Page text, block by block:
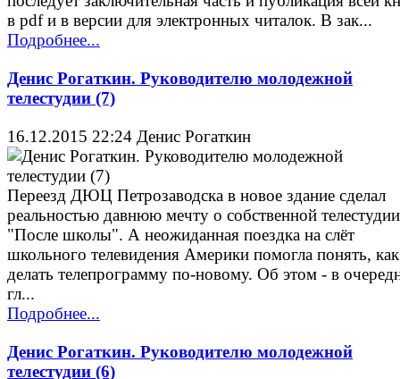
в pdf и в версии для электронных читалок. В зак...
Подробнее...
Денис Рогаткин. Руководителю молодежной
телестудии (7)
16.12.2015 22:24 Денис Рогаткин
Переезд ДЮЦ Петрозаводска в новое здание сделал
реальностью давнюю мечту о собственной телестудии
"После школы". А неожиданная поездка на слёт
школьного телевидения Америки помогла понять, как
делать телепрограмму по-новому. Об этом - в
гл...
Подробнее...
Денис Рогаткин. Руководителю молодежной
телестудии (6)